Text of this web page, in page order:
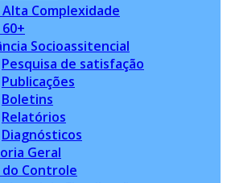
Alta Complexidade
60+
Socioassitencial
Pesquisa de satisfação
Publicações
Boletins
Relatórios
Diagnósticos
Geral
Controle